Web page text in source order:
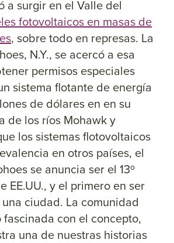
a surgir en el Valle del
fotovoltaicos en masas de
, sobre todo en represas. La
N.Y., se acercó a esa
permisos especiales
sistema flotante de energía
de dólares en en su
de los ríos Mohawk y
los sistemas flotovoltaicos
en otros países, el
se anuncia ser el 13º
EE.UU., y el primero en ser
ciudad. La comunidad
con el concepto,
una de nuestras historias